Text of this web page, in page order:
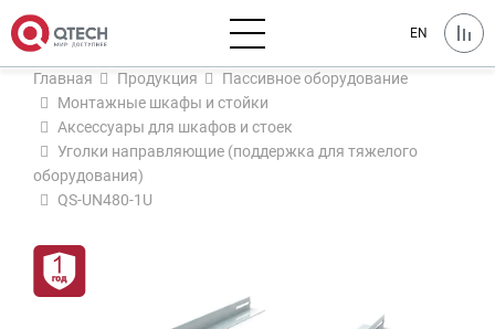
EN
Главная Продукция
Пассивное оборудование
Монтажные шкафы и стойки
Аксессуары для шкафов и стоек
Уголки направляющие (поддержка для тяжелого
оборудования)
QS-UN480-1U